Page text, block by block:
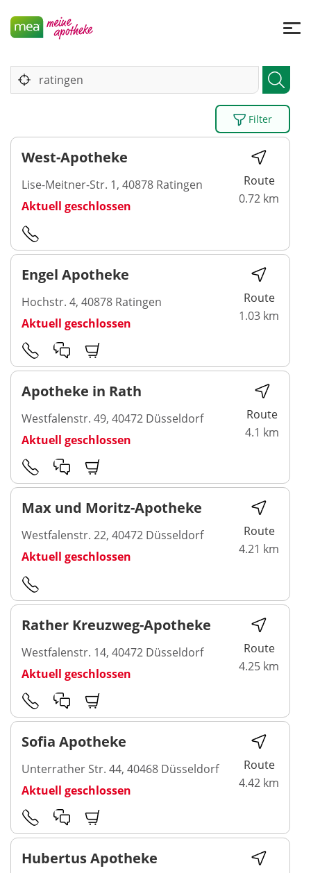
Filter
West-Apotheke
Lise-Meitner-Str. 1, 40878 Ratingen
Aktuell geschlossen
Route
0.72 km
Engel Apotheke
Hochstr. 4, 40878 Ratingen
Aktuell geschlossen
Route
1.03 km
Apotheke in Rath
Westfalenstr. 49, 40472 Düsseldorf
Aktuell geschlossen
Route
4.1 km
Max und Moritz-Apotheke
Westfalenstr. 22, 40472 Düsseldorf
Aktuell geschlossen
Route
4.21 km
Rather Kreuzweg-Apotheke
Westfalenstr. 14, 40472 Düsseldorf
Aktuell geschlossen
Route
4.25 km
Sofia Apotheke
Unterrather Str. 44, 40468 Düsseldorf
Aktuell geschlossen
Route
4.42 km
Hubertus Apotheke